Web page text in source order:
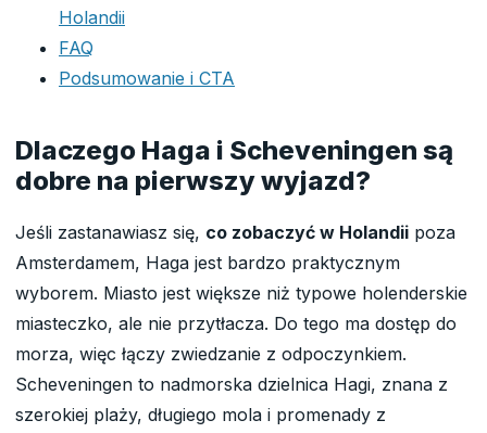
Holandii
FAQ
Podsumowanie i CTA
Dlaczego Haga i Scheveningen są
dobre na pierwszy wyjazd?
Jeśli zastanawiasz się, co zobaczyć w Holandii poza
Amsterdamem, Haga jest bardzo praktycznym
wyborem. Miasto jest większe niż typowe holenderskie
miasteczko, ale nie przytłacza. Do tego ma dostęp do
morza, więc łączy zwiedzanie z odpoczynkiem.
Scheveningen to nadmorska dzielnica Hagi, znana z
szerokiej plaży, długiego mola i promenady z